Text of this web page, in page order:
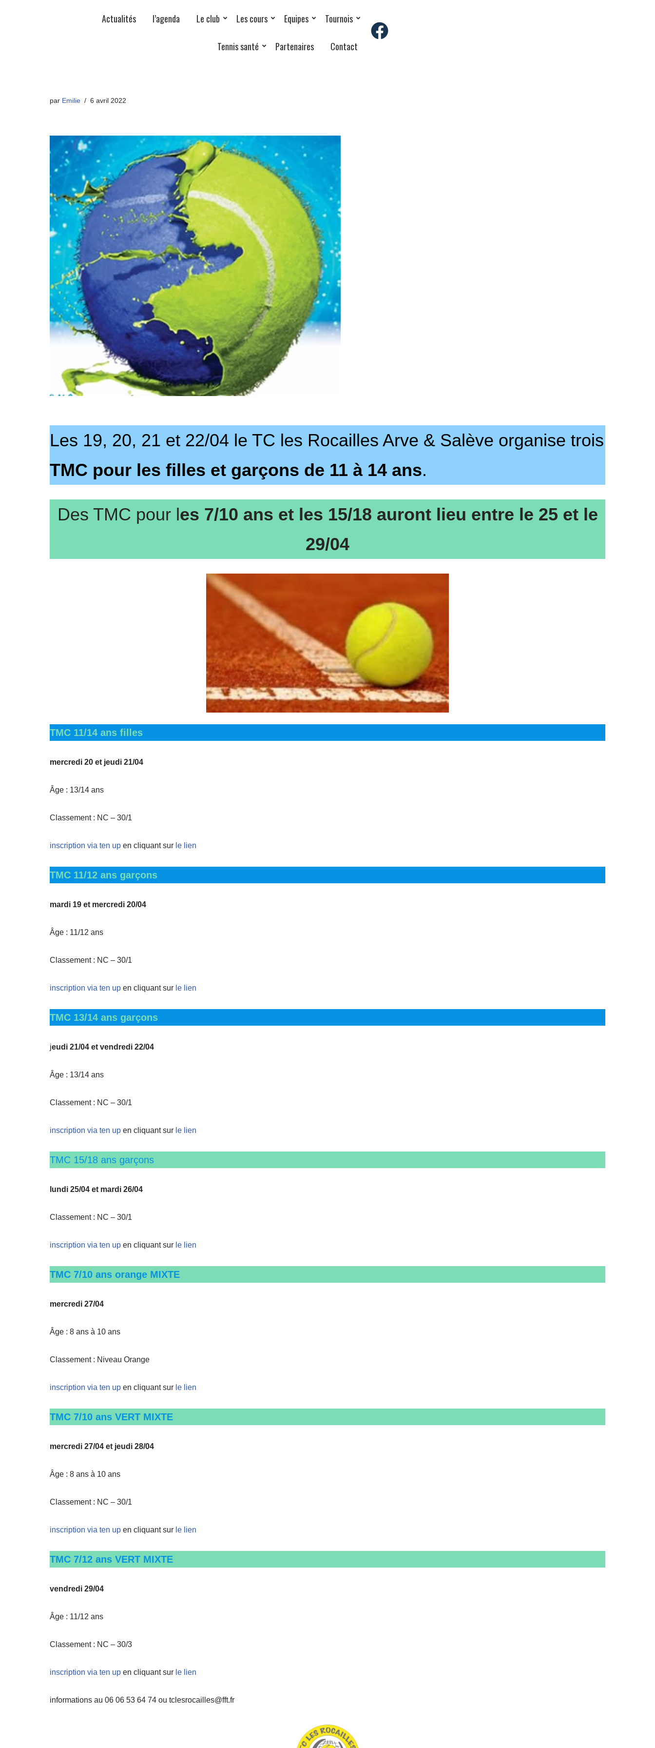
Actualités l’agenda Le club Les cours Equipes Tournois
Tennis santé Partenaires Contact
par Emilie 6 avril 2022
Les 19, 20, 21 et 22/04 le TC les Rocailles Arve & Salève organise trois
TMC pour les filles et garçons de 11 à 14 ans.
Des TMC pour les 7/10 ans et les 15/18 auront lieu entre le 25 et le
29/04
TMC 11/14 ans filles
mercredi 20 et jeudi 21/04
Âge : 13/14 ans
Classement : NC – 30/1
inscription via ten up en cliquant sur le lien
TMC 11/12 ans garçons
mardi 19 et mercredi 20/04
Âge : 11/12 ans
Classement : NC – 30/1
inscription via ten up en cliquant sur le lien
TMC 13/14 ans garçons
jeudi 21/04 et vendredi 22/04
Âge : 13/14 ans
Classement : NC – 30/1
inscription via ten up en cliquant sur le lien
TMC 15/18 ans garçons
lundi 25/04 et mardi 26/04
Classement : NC – 30/1
inscription via ten up en cliquant sur le lien
TMC 7/10 ans orange MIXTE
mercredi 27/04
Âge : 8 ans à 10 ans
Classement : Niveau Orange
inscription via ten up en cliquant sur le lien
TMC 7/10 ans VERT MIXTE
mercredi 27/04 et jeudi 28/04
Âge : 8 ans à 10 ans
Classement : NC – 30/1
inscription via ten up en cliquant sur le lien
TMC 7/12 ans VERT MIXTE
vendredi 29/04
Âge : 11/12 ans
Classement : NC – 30/3
inscription via ten up en cliquant sur le lien
informations au 06 06 53 64 74 ou tclesrocailles@fft.fr